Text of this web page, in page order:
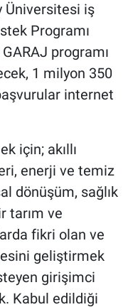
Üniversitesi iş
Programı
programı
1 milyon 350
internet
için; akıllı
enerji ve temiz
dönüşüm, sağlık
tarım ve
fikri olan ve
geliştirmek
girişimci
Kabul edildiği